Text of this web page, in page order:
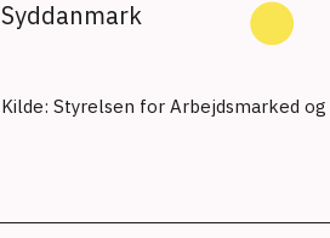
Syddanmark
Kilde: Styrelsen for Arbejdsmarked